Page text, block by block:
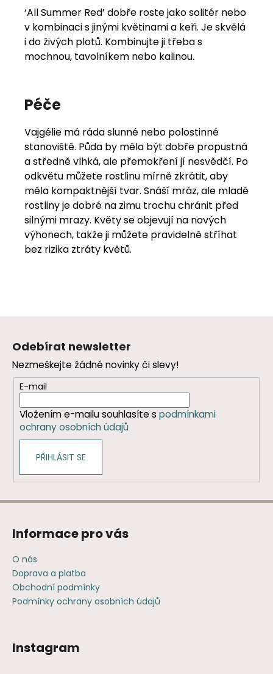
‘All Summer Red’ dobře roste jako solitér nebo
v kombinaci s jinými květinami a keři. Je skvělá
i do živých plotů. Kombinujte ji třeba s
mochnou, tavolníkem nebo kalinou.
Péče
Vajgélie má ráda slunné nebo polostinné
stanoviště. Půda by měla být dobře propustná
a středně vlhká, ale přemokření jí nesvědčí. Po
odkvětu můžete rostlinu mírně zkrátit, aby
měla kompaktnější tvar. Snáší mráz, ale mladé
rostliny je dobré na zimu trochu chránit před
silnými mrazy. Květy se objevují na nových
výhonech, takže ji můžete pravidelně stříhat
bez rizika ztráty květů.
Odebírat newsletter
Nezmeškejte žádné novinky či slevy!
E-mail
Vložením e-mailu souhlasíte s podmínkami
ochrany osobních údajů
PŘIHLÁSIT SE
Informace pro vás
O nás
Doprava a platba
Obchodní podmínky
Podmínky ochrany osobních údajů
Instagram